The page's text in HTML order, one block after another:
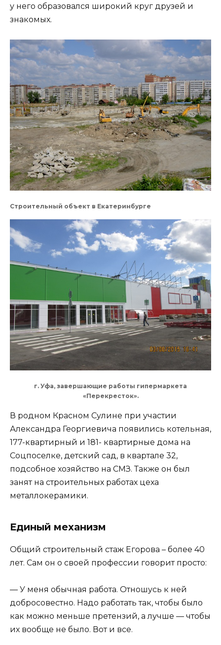
у него образовался широкий круг друзей и
знакомых.
Строительный объект в Екатеринбурге
г. Уфа, завершающие работы гипермаркета
«Перекресток».
В родном Красном Сулине при участии
Александра Георгиевича появились котельная,
177-квартирный и 181- квартирные дома на
Соцпоселке, детский сад, в квартале 32,
подсобное хозяйство на СМЗ. Также он был
занят на строительных работах цеха
металлокерамики.
Единый механизм
Общий строительный стаж Егорова – более 40
лет. Сам он о своей профессии говорит просто:
— У меня обычная работа. Отношусь к ней
добросовестно. Надо работать так, чтобы было
как можно меньше претензий, а лучше — чтобы
их вообще не было. Вот и все.